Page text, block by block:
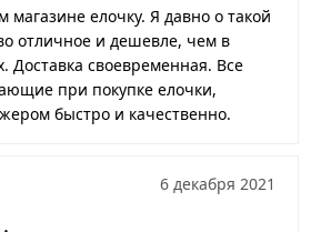
магазине елочку. Я давно о такой
отличное и дешевле, чем в
Доставка своевременная. Все
при покупке елочки,
быстро и качественно.
6 декабря 2021